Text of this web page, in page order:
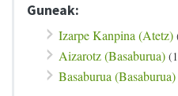
Guneak:
Izarpe Kanpina (Atetz)
Aizarotz (Basaburua)
Basaburua (Basaburua)